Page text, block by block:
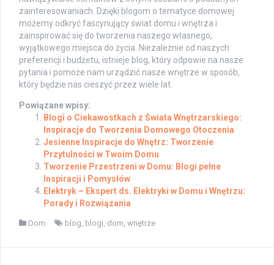
zainteresowaniach. Dzięki blogom o tematyce domowej
możemy odkryć fascynujący świat domu i wnętrza i
zainspirować się do tworzenia naszego własnego,
wyjątkowego miejsca do życia. Niezależnie od naszych
preferencji i budżetu, istnieje blog, który odpowie na nasze
pytania i pomoże nam urządzić nasze wnętrze w sposób,
który będzie nas cieszyć przez wiele lat.
Powiązane wpisy:
Blogi o Ciekawostkach z Świata Wnętrzarskiego:
Inspiracje do Tworzenia Domowego Otoczenia
Jesienne Inspiracje do Wnętrz: Tworzenie
Przytulności w Twoim Domu
Tworzenie Przestrzeni w Domu: Blogi pełne
Inspiracji i Pomysłów
Elektryk – Ekspert ds. Elektryki w Domu i Wnętrzu:
Porady i Rozwiązania
Dom blog blogi dom wnętrze